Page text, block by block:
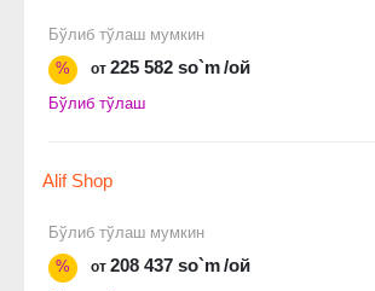
Бўлиб тўлаш мумкин
%
от 225 582 so`m/ой
Бўлиб тўлаш
Alif Shop
Бўлиб тўлаш мумкин
%
от 208 437 so`m/ой